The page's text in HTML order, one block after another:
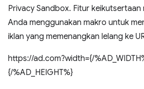
Privacy Sandbox. Fitur keikutsertaan
Anda menggunakan makro untuk
iklan yang memenangkan lelang ke
https://ad.com?width={/
{/%AD_HEIGHT%}